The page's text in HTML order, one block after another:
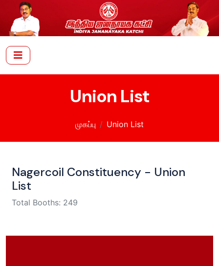
Union List
முகப்பு Union List
Nagercoil Constituency - Union
List
Total Booths: 249